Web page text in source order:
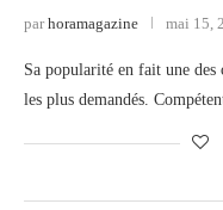
parhoramagazine mai 15,
Sa popularité en fait une des
les plus demandés.